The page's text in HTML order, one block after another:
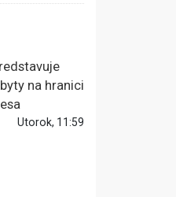
na hranici
Utorok, 11:59